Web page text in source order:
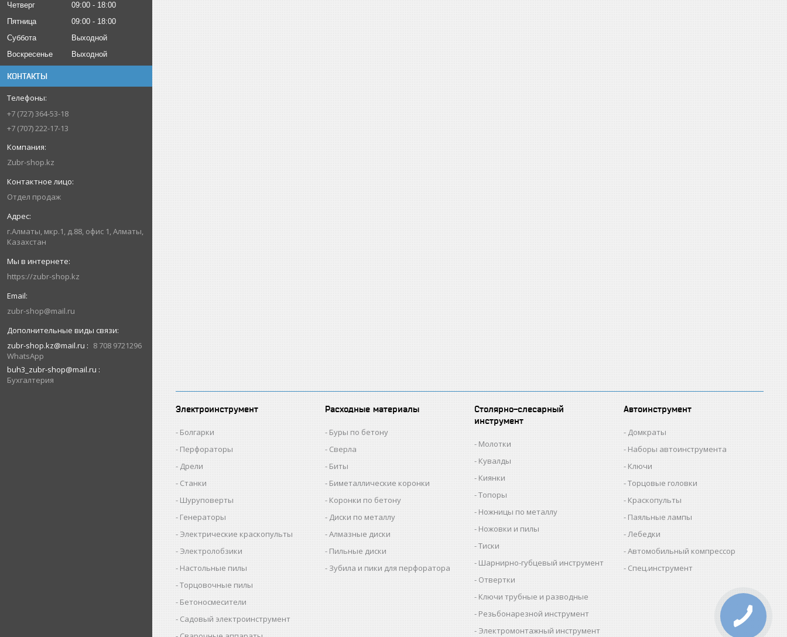
Четверг
09:00
18:00
Пятница
09:00
18:00
Суббота
Выходной
Воскресенье
Выходной
КОНТАКТЫ
+7 (727) 364-53-18
+7 (707) 222-17-13
Zubr-shop.kz
Отдел продаж
г.Алматы, мкр.1, д.88, офис 1, Алматы,
Казахстан
https://zubr-shop.kz
zubr-shop@mail.ru
zubr-shop.kz@mail.ru
8 708 9721296
WhatsApp
buh3_zubr-shop@mail.ru
Бухгалтерия
Электроинструмент
Болгарки
Перфораторы
Дрели
Станки
Шуруповерты
Генераторы
Электрические краскопульты
Электролобзики
Настольные пилы
Торцовочные пилы
Бетоносмесители
Садовый электроинструмент
Расходные материалы
Буры по бетону
Сверла
Биты
Биметаллические коронки
Коронки по бетону
Диски по металлу
Алмазные диски
Пильные диски
Зубила и пики для перфоратора
Столярно-слесарный
инструмент
Молотки
Кувалды
Киянки
Топоры
Ножницы по металлу
Ножовки и пилы
Тиски
Шарнирно-губцевый инструмент
Отвертки
Ключи трубные и разводные
Резьбонарезной инструмент
Электромонтажный инструмент
Автоинструмент
Домкраты
Наборы автоинструмента
Ключи
Торцовые головки
Краскопульты
Паяльные лампы
Лебедки
Автомобильный компрессор
Спец.инструмент